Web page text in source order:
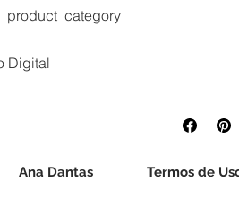
o suporte via whatsapp e eles darão
Digital
a descrição antes da compra e tire
trocas ou devoluções após o acesso
Ana Dantas Termos de